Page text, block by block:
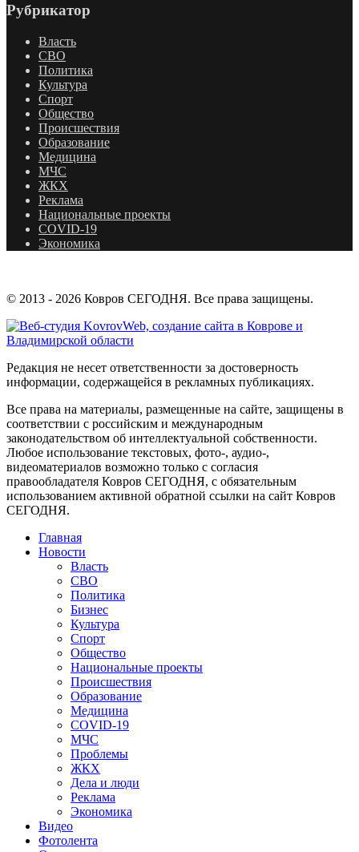
Рубрикатор
Власть
СВО
Политика
Культура
Спорт
Общество
Происшествия
Образование
Медицина
МЧС
ЖКХ
Реклама
Национальные проекты
COVID-19
Экономика
© 2013 - 2026 Ковров СЕГОДНЯ. Все права защищены.
Редакция не несет ответственности за достоверность
информации, содержащейся в рекламных публикациях.
Все права на материалы, размещенные на сайте, защищены в
соответствии с российским и международным
законодательством об интеллектуальной собственности.
Любое использование текстовых, фото-, аудио-,
видеоматериалов возможно только с согласия
правообладателя Ковров СЕГОДНЯ, с обязательным
использованием активной обратной ссылки на сайт Ковров
СЕГОДНЯ.
Главная
Новости
Власть
СВО
Политика
Бизнес
Культура
Спорт
Общество
Национальные проекты
Происшествия
Образование
Медицина
COVID-19
МЧС
Проблемы
ЖКХ
Дела и люди
Реклама
Экономика
Видео
Фотолента